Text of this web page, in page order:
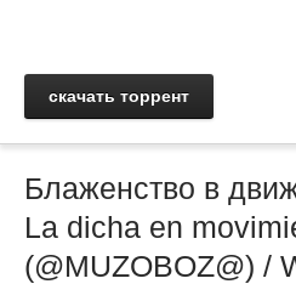
скачать торрент
Блаженство в
La dicha en
(@MUZOBOZ@) /